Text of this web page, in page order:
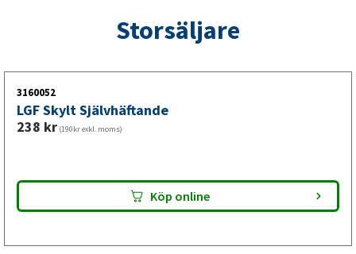
Storsäljare
3160052
LGF Skylt Självhäftande
238 kr (190kr exkl. moms)
Köp online